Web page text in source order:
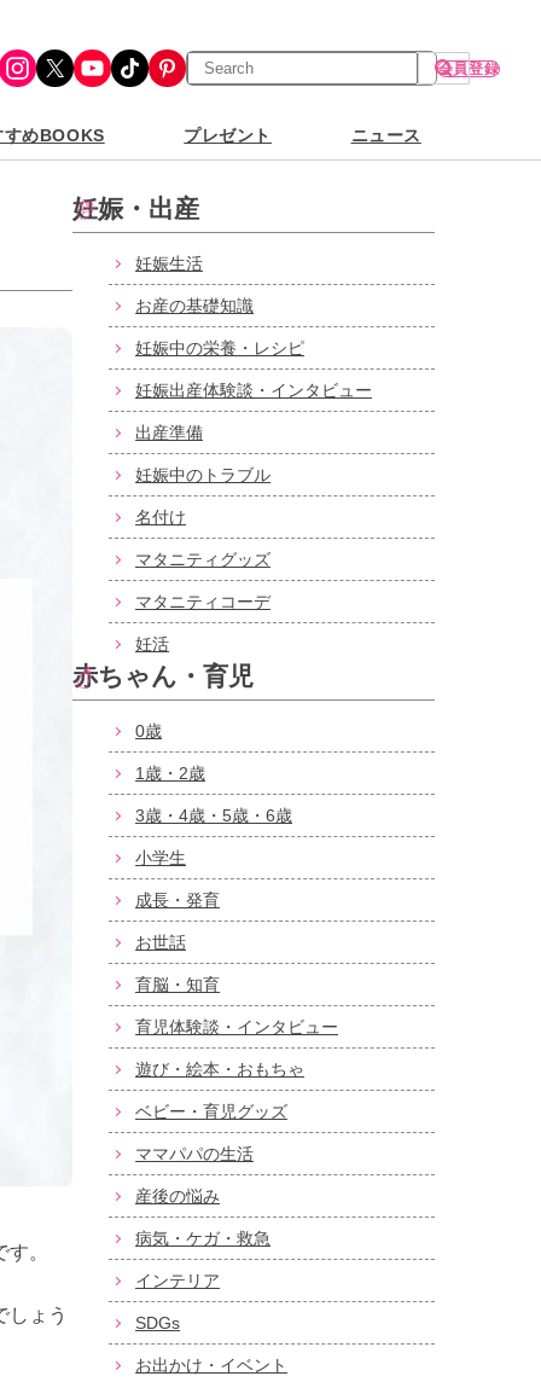
Instagram X YouTube TikTok Pinterest
検
索
会員登録
すめBOOKS プレゼント ニュース
。
しょう
妊娠・出産
妊娠生活
お産の基礎知識
妊娠中の栄養・レシピ
妊娠出産体験談・インタビュー
出産準備
妊娠中のトラブル
名付け
マタニティグッズ
マタニティコーデ
妊活
赤ちゃん・育児
0歳
1歳・2歳
3歳・4歳・5歳・6歳
小学生
成長・発育
お世話
育脳・知育
育児体験談・インタビュー
遊び・絵本・おもちゃ
ベビー・育児グッズ
ママパパの生活
産後の悩み
病気・ケガ・救急
インテリア
SDGs
お出かけ・イベント